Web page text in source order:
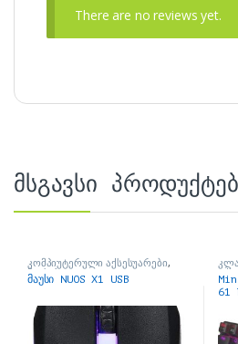
There are no reviews yet.
მსგავსი
კომპიუტერული აქსესუარები,
მაუსები
მაუსი NUOS X1 USB
61